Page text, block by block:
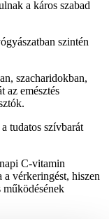
a káros szabad
szintén
szacharidokban,
az emésztés
tudatos szívbarát
C-vitamin
vérkeringést, hiszen